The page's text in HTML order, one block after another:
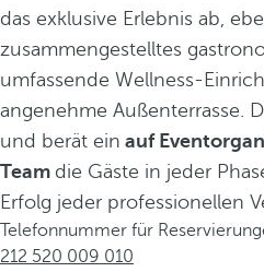
das exklusive Erlebnis ab,
zusammengestelltes
umfassende Wellness-
angenehme Außenterrasse.
und berät ein auf
Team die Gäste in jeder
Erfolg jeder professionellen
Telefonnummer für
212 520 009 010